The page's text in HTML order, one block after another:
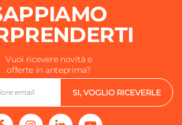
Vuoi ricevere novità e
offerte in anteprima?
SI, VOGLIO RICEVERLE